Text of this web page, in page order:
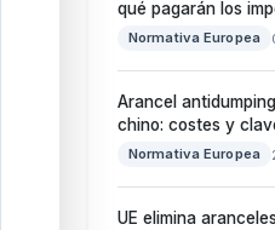
qué pagarán los
Normativa Europea
Arancel
chino: costes y
Normativa Europea
UE elimina